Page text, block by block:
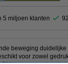
5 miljoen klanten
beweging
voor zowel